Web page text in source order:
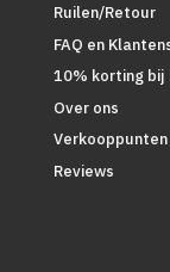
Ruilen/Retour
FAQ en
10% korting bij
Over ons
Verkooppunten
Reviews